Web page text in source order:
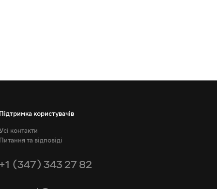
Підтримка користувачів
контакти
Питання та відповіді
+1 (347) 343 27 82